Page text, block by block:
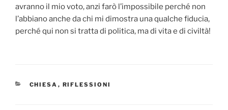
avranno il mio voto, anzi farò l’impossibile perché non
l’abbiano anche da chi mi dimostra una qualche fiducia,
perché qui non si tratta di politica, ma di vita e di civiltà!
CATEGORIE
CHIESA , RIFLESSIONI